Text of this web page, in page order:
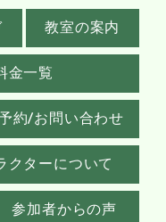
教室の案内
金一覧
約/お問い合わせ
クターについて
参加者からの声